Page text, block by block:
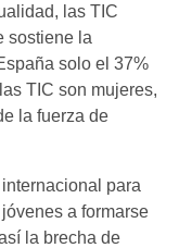
las TIC
sostiene la
solo el 37%
TIC son mujeres,
la fuerza de
para
a formarse
la brecha de